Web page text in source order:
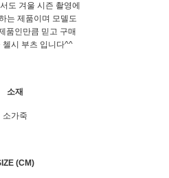
도 겨울 시즌 촬영에
는 제품이며 모델도
품인만큼 믿고 구매
첼시 부츠 입니다^^
소재
소가죽
(CM)